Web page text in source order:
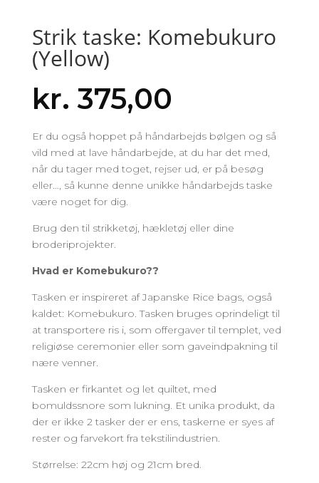
Strik taske: Komebukuro
(Yellow)
kr. 375,00
Er du også hoppet på håndarbejds bølgen og så
vild med at lave håndarbejde, at du har det med,
når du tager med toget, rejser ud, er på besøg
eller…, så kunne denne unikke håndarbejds taske
være noget for dig.
Brug den til strikketøj, hækletøj eller dine
broderiprojekter.
Hvad er Komebukuro??
Tasken er inspireret af Japanske Rice bags, også
kaldet: Komebukuro. Tasken bruges oprindeligt til
at transportere ris i, som offergaver til templet, ved
religiøse ceremonier eller som gaveindpakning til
nære venner.
Tasken er firkantet og let quiltet, med
bomuldssnore som lukning. Et unika produkt, da
der er ikke 2 tasker der er ens, taskerne er syes af
rester og farvekort fra tekstilindustrien.
Størrelse: 22cm høj og 21cm bred.